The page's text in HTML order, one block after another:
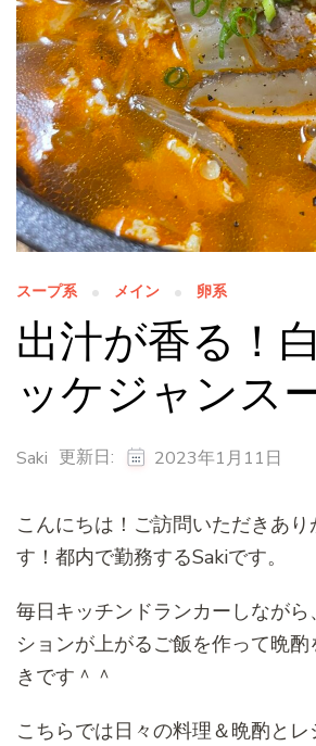
スープ系 メイン 卵系
出汁が香る！
ッケジャンス
Saki 更新日: 2023年1月11日
こんにちは！ご訪問いただきあり
す！都内で勤務するSakiです。
毎日キッチンドランカーしなが
ションが上がるご飯を作って晩
きです＾＾
こちらでは日々の料理＆晩酌と